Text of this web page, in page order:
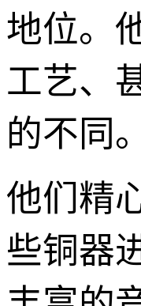
地位。
工艺、
的不同
他们精
些铜器